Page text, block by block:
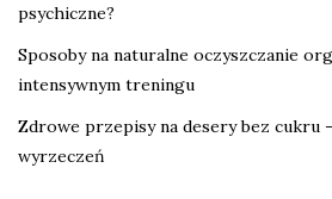
psychiczne?
Sposoby na naturalne oczyszczanie
intensywnym treningu
Zdrowe przepisy na desery bez cukru
wyrzeczeń